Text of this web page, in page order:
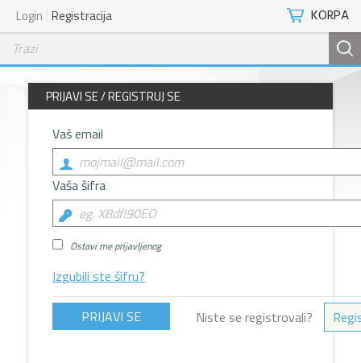
KORPA
Login Registracija
PRIJAVI SE / REGISTRUJ SE
Vaš email
Vaša šifra
Ostavi me prijavljenog
Izgubili ste šifru?
Niste se registrovali?